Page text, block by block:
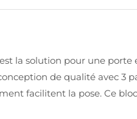
la solution pour une
de qualité avec 3
facilitent la pose. Ce